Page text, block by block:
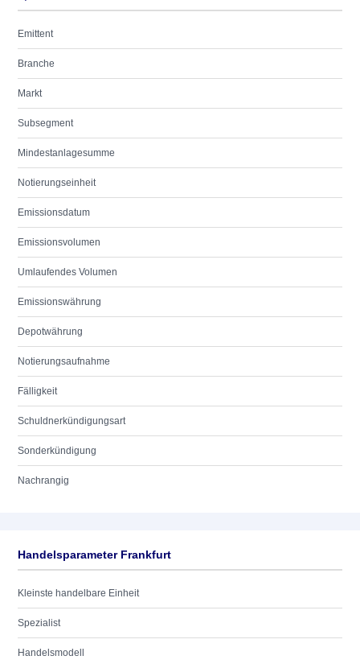
Emittent
Branche
Markt
Subsegment
Mindestanlagesumme
Notierungseinheit
Emissionsdatum
Emissionsvolumen
Umlaufendes Volumen
Emissionswährung
Depotwährung
Notierungsaufnahme
Fälligkeit
Schuldnerkündigungsart
Sonderkündigung
Nachrangig
Handelsparameter Frankfurt
Kleinste handelbare Einheit
Spezialist
Handelsmodell